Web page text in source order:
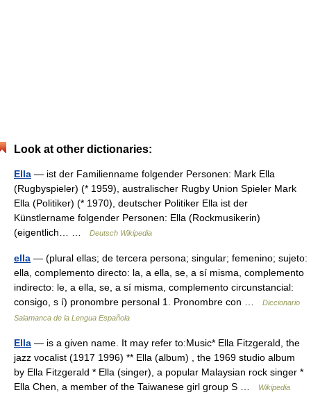
Look at other dictionaries:
Ella — ist der Familienname folgender Personen: Mark Ella
(Rugbyspieler) (* 1959), australischer Rugby Union Spieler Mark
Ella (Politiker) (* 1970), deutscher Politiker Ella ist der
Künstlername folgender Personen: Ella (Rockmusikerin)
(eigentlich… …
Deutsch Wikipedia
ella — (plural ellas; de tercera persona; singular; femenino; sujeto:
ella, complemento directo: la, a ella, se, a sí misma, complemento
indirecto: le, a ella, se, a sí misma, complemento circunstancial:
consigo, s í) pronombre personal 1. Pronombre con …
Diccionario
Salamanca de la Lengua Española
Ella — is a given name. It may refer to:Music* Ella Fitzgerald, the
jazz vocalist (1917 1996) ** Ella (album) , the 1969 studio album
by Ella Fitzgerald * Ella (singer), a popular Malaysian rock singer *
Ella Chen, a member of the Taiwanese girl group S …
Wikipedia